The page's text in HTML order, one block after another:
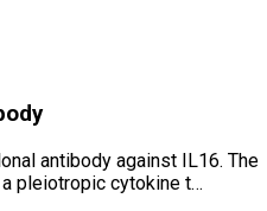
antibody against IL16. The
pleiotropic cytokine t…